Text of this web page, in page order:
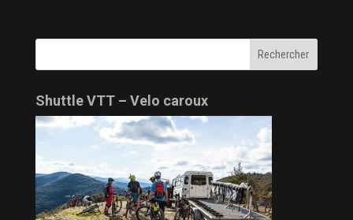
Shuttle VTT – Velo caroux